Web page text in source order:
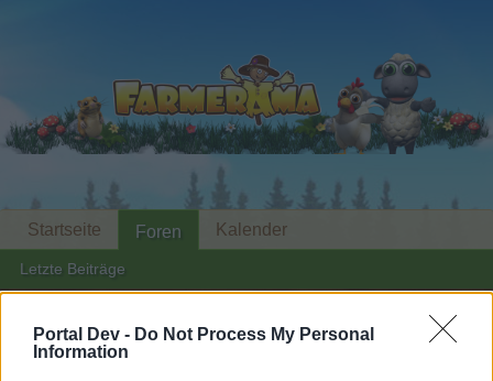
Portal Dev - Do Not Process My Personal
Information
Stammtisch für Marktnummernsucher XXI
Mitglieder, denen der Beitrag #3374
Startseite Foren
Letzte Beiträge
Kalender